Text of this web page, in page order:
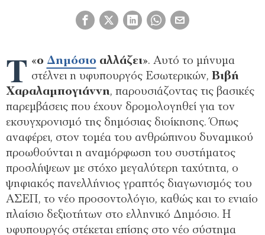
«
Τ ο Δημόσιο αλλάζει». Αυτό το μήνυμα
στέλνει η υφυπουργός Εσωτερικών, Βιβή
Χαραλαμπογιάννη, παρουσιάζοντας τις βασικές
παρεμβάσεις που έχουν δρομολογηθεί για τον
εκσυγχρονισμό της δημόσιας διοίκησης. Όπως
αναφέρει, στον τομέα του ανθρώπινου δυναμικού
προωθούνται η αναμόρφωση του συστήματος
προσλήψεων με στόχο μεγαλύτερη ταχύτητα, ο
ψηφιακός πανελλήνιος γραπτός διαγωνισμός του
ΑΣΕΠ, το νέο προσοντολόγιο, καθώς και το ενιαίο
πλαίσιο δεξιοτήτων στο ελληνικό Δημόσιο. Η
υφυπουργός στέκεται επίσης στο νέο σύστημα